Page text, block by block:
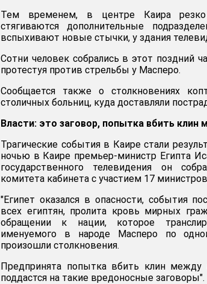
Тем временем, в центре Каира
стягиваются дополнительные
вспыхивают новые стычки, у здания
Сотни человек собрались в этот поздний
протестуя против стрельбы у Масперо.
Сообщается также о столкновениях
столичных больниц, куда доставляли
Власти: это заговор, попытка вбить
Трагические события в Каире стали
ночью в Каире премьер-министр Египта
государственного телевидения он
комитета кабинета с участием 17
"Египет оказался в опасности, события
всех египтян, пролита кровь мирных
обращении к нации, которое
именуемого в народе Масперо по
произошли столкновения.
Предпринята попытка вбить клин
поддастся на такие вредоносные заговоры".